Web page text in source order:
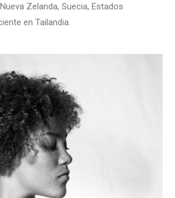
Zelanda, Suecia, Estados
en Tailandia.